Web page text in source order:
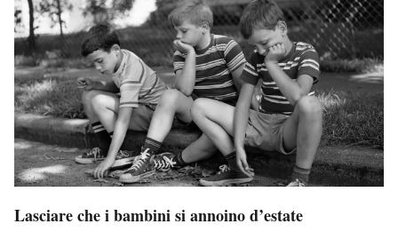
Lasciare che i bambini si annoino d’estate